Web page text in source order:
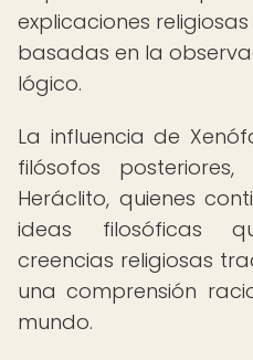
explicaciones
basadas en la
lógico.
La influencia de
filósofos
Heráclito, quienes
ideas filosóficas
creencias religiosas
una comprensión
mundo.